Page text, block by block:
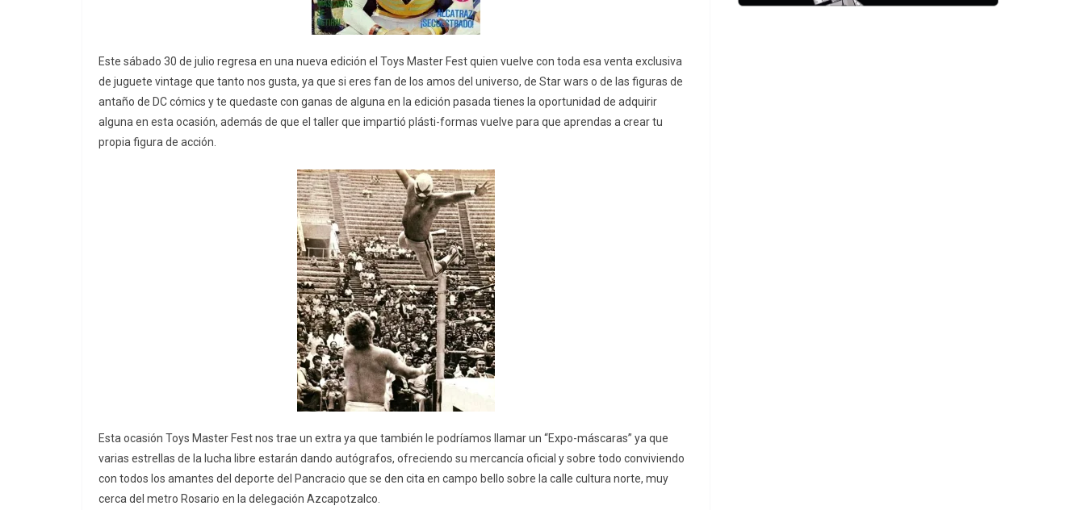
Este sábado 30 de julio regresa en una nueva edición el Toys Master Fest quien vuelve con toda esa venta exclusiva
de juguete vintage que tanto nos gusta, ya que si eres fan de los amos del universo, de Star wars o de las figuras de
antaño de DC cómics y te quedaste con ganas de alguna en la edición pasada tienes la oportunidad de adquirir
alguna en esta ocasión, además de que el taller que impartió plásti-formas vuelve para que aprendas a crear tu
propia figura de acción.
Esta ocasión Toys Master Fest nos trae un extra ya que también le podríamos llamar un “Expo-máscaras” ya que
varias estrellas de la lucha libre estarán dando autógrafos, ofreciendo su mercancía oficial y sobre todo conviviendo
con todos los amantes del deporte del Pancracio que se den cita en campo bello sobre la calle cultura norte, muy
cerca del metro Rosario en la delegación Azcapotzalco.